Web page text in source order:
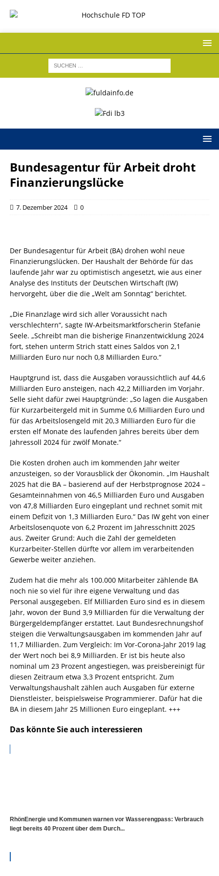
Bundesagentur für Arbeit droht
Finanzierungslücke
7. Dezember 2024 0
Der Bundesagentur für Arbeit (BA) drohen wohl neue
Finanzierungslücken. Der Haushalt der Behörde für das
laufende Jahr war zu optimistisch angesetzt, wie aus einer
Analyse des Instituts der Deutschen Wirtschaft (IW)
hervorgeht, über die die „Welt am Sonntag“ berichtet.
„Die Finanzlage wird sich aller Voraussicht nach
verschlechtern“, sagte IW-Arbeitsmarktforscherin Stefanie
Seele. „Schreibt man die bisherige Finanzentwicklung 2024
fort, stehen unterm Strich statt eines Saldos von 2,1
Milliarden Euro nur noch 0,8 Milliarden Euro.“
Hauptgrund ist, dass die Ausgaben voraussichtlich auf 44,6
Milliarden Euro ansteigen, nach 42,2 Milliarden im Vorjahr.
Selle sieht dafür zwei Hauptgründe: „So lagen die Ausgaben
für Kurzarbeitergeld mit in Summe 0,6 Milliarden Euro und
für das Arbeitslosengeld mit 20,3 Milliarden Euro für die
ersten elf Monate des laufenden Jahres bereits über dem
Jahressoll 2024 für zwölf Monate.“
Die Kosten drohen auch im kommenden Jahr weiter
anzusteigen, so der Vorausblick der Ökonomin. „Im Haushalt
2025 hat die BA – basierend auf der Herbstprognose 2024 –
Gesamteinnahmen von 46,5 Milliarden Euro und Ausgaben
von 47,8 Milliarden Euro eingeplant und rechnet somit mit
einem Defizit von 1,3 Milliarden Euro.“ Das IW geht von einer
Arbeitslosenquote von 6,2 Prozent im Jahresschnitt 2025
aus. Zweiter Grund: Auch die Zahl der gemeldeten
Kurzarbeiter-Stellen dürfte vor allem im verarbeitenden
Gewerbe weiter anziehen.
Zudem hat die mehr als 100.000 Mitarbeiter zählende BA
noch nie so viel für ihre eigene Verwaltung und das
Personal ausgegeben. Elf Milliarden Euro sind es in diesem
Jahr, wovon der Bund 3,9 Milliarden für die Verwaltung der
Bürgergeldempfänger erstattet. Laut Bundesrechnungshof
steigen die Verwaltungsausgaben im kommenden Jahr auf
11,7 Milliarden. Zum Vergleich: Im Vor-Corona-Jahr 2019 lag
der Wert noch bei 8,9 Milliarden. Er ist bis heute also
nominal um 23 Prozent angestiegen, was preisbereinigt für
diesen Zeitraum etwa 3,3 Prozent entspricht. Zum
Verwaltungshaushalt zählen auch Ausgaben für externe
Dienstleister, beispielsweise Programmierer. Dafür hat die
BA in diesem Jahr 25 Millionen Euro eingeplant. +++
Das könnte Sie auch interessieren
RhönEnergie und Kommunen warnen vor Wasserengpass: Verbrauch
liegt bereits 40 Prozent über dem Durch...